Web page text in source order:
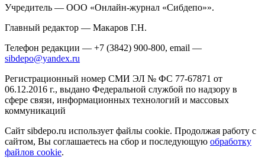
Учредитель — ООО «Онлайн-журнал «Сибдепо»».
Главный редактор — Макаров Г.Н.
Телефон редакции — +7 (3842) 900-800, email —
sibdepo@yandex.ru
Регистрационный номер СМИ ЭЛ № ФС 77-67871 от
06.12.2016 г., выдано Федеральной службой по надзору в
сфере связи, информационных технологий и массовых
коммуникаций
Сайт sibdepo.ru использует файлы cookie. Продолжая работу с
сайтом, Вы соглашаетесь на сбор и последующую обработку
файлов cookie.